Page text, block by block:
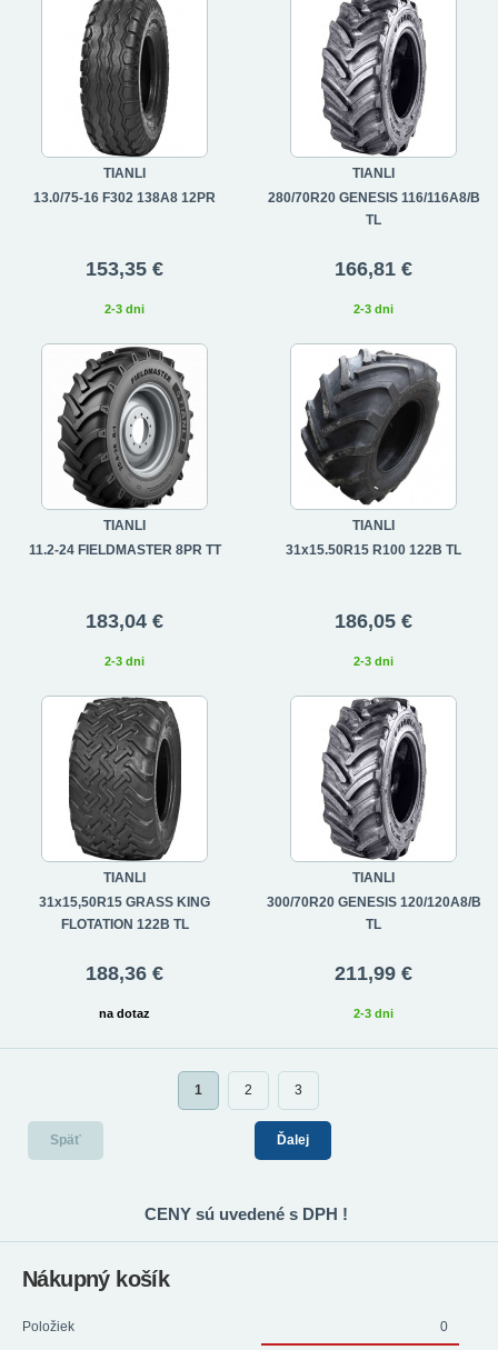
TIANLI
13.0/75-16 F302 138A8 12PR
153,35 €
2-3 dni
TIANLI
280/70R20 GENESIS 116/116A8/B
TL
166,81 €
2-3 dni
TIANLI
11.2-24 FIELDMASTER 8PR TT
183,04 €
2-3 dni
TIANLI
31x15.50R15 R100 122B TL
186,05 €
2-3 dni
TIANLI
31x15,50R15 GRASS KING
FLOTATION 122B TL
188,36 €
na dotaz
TIANLI
300/70R20 GENESIS 120/120A8/B
TL
211,99 €
2-3 dni
1 2 3
Späť Ďalej
CENY sú uvedené s DPH !
Nákupný košík
Položiek 0